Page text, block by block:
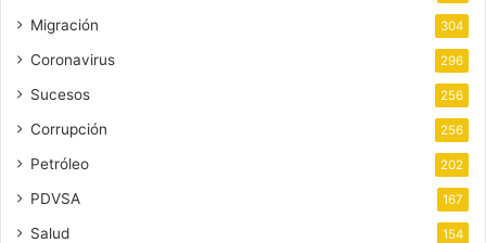
Migración 304
Coronavirus 296
Sucesos 256
Corrupción 256
Petróleo 202
PDVSA 167
Salud 154